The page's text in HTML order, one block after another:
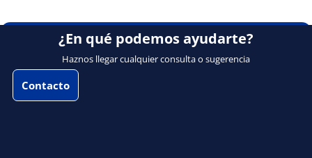
¿En qué podemos ayudarte?
Haznos llegar cualquier consulta o sugerencia
Contacto